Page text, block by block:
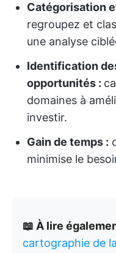
Catégorisation
regroupez et
une analyse
Identification
opportunités :
domaines à
investir.
Gain de temps :
minimise le
📖 À lire
cartographie de